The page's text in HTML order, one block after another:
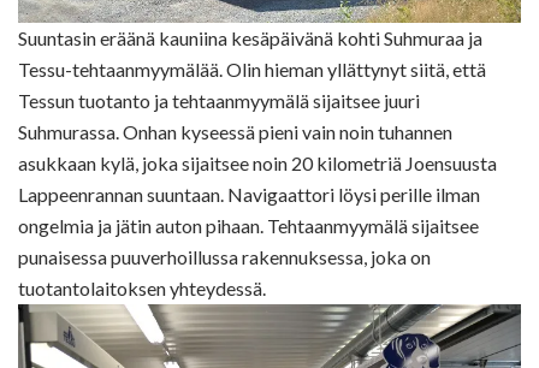
Suuntasin eräänä kauniina kesäpäivänä kohti Suhmuraa ja
Tessu-tehtaanmyymälää. Olin hieman yllättynyt siitä, että
Tessun tuotanto ja tehtaanmyymälä sijaitsee juuri
Suhmurassa. Onhan kyseessä pieni vain noin tuhannen
asukkaan kylä, joka sijaitsee noin 20 kilometriä Joensuusta
Lappeenrannan suuntaan. Navigaattori löysi perille ilman
ongelmia ja jätin auton pihaan. Tehtaanmyymälä sijaitsee
punaisessa puuverhoillussa rakennuksessa, joka on
tuotantolaitoksen yhteydessä.